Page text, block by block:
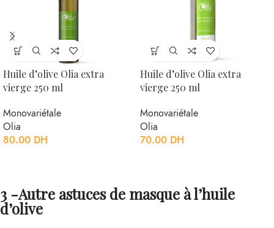
Huile d’olive Olia extra
vierge 250 ml
Monovariétale
Olia
80.00 DH
Huile d’olive Olia extra
vierge 250 ml
Monovariétale
Olia
70.00 DH
3 -Autre astuces de masque à l’huile
d’olive